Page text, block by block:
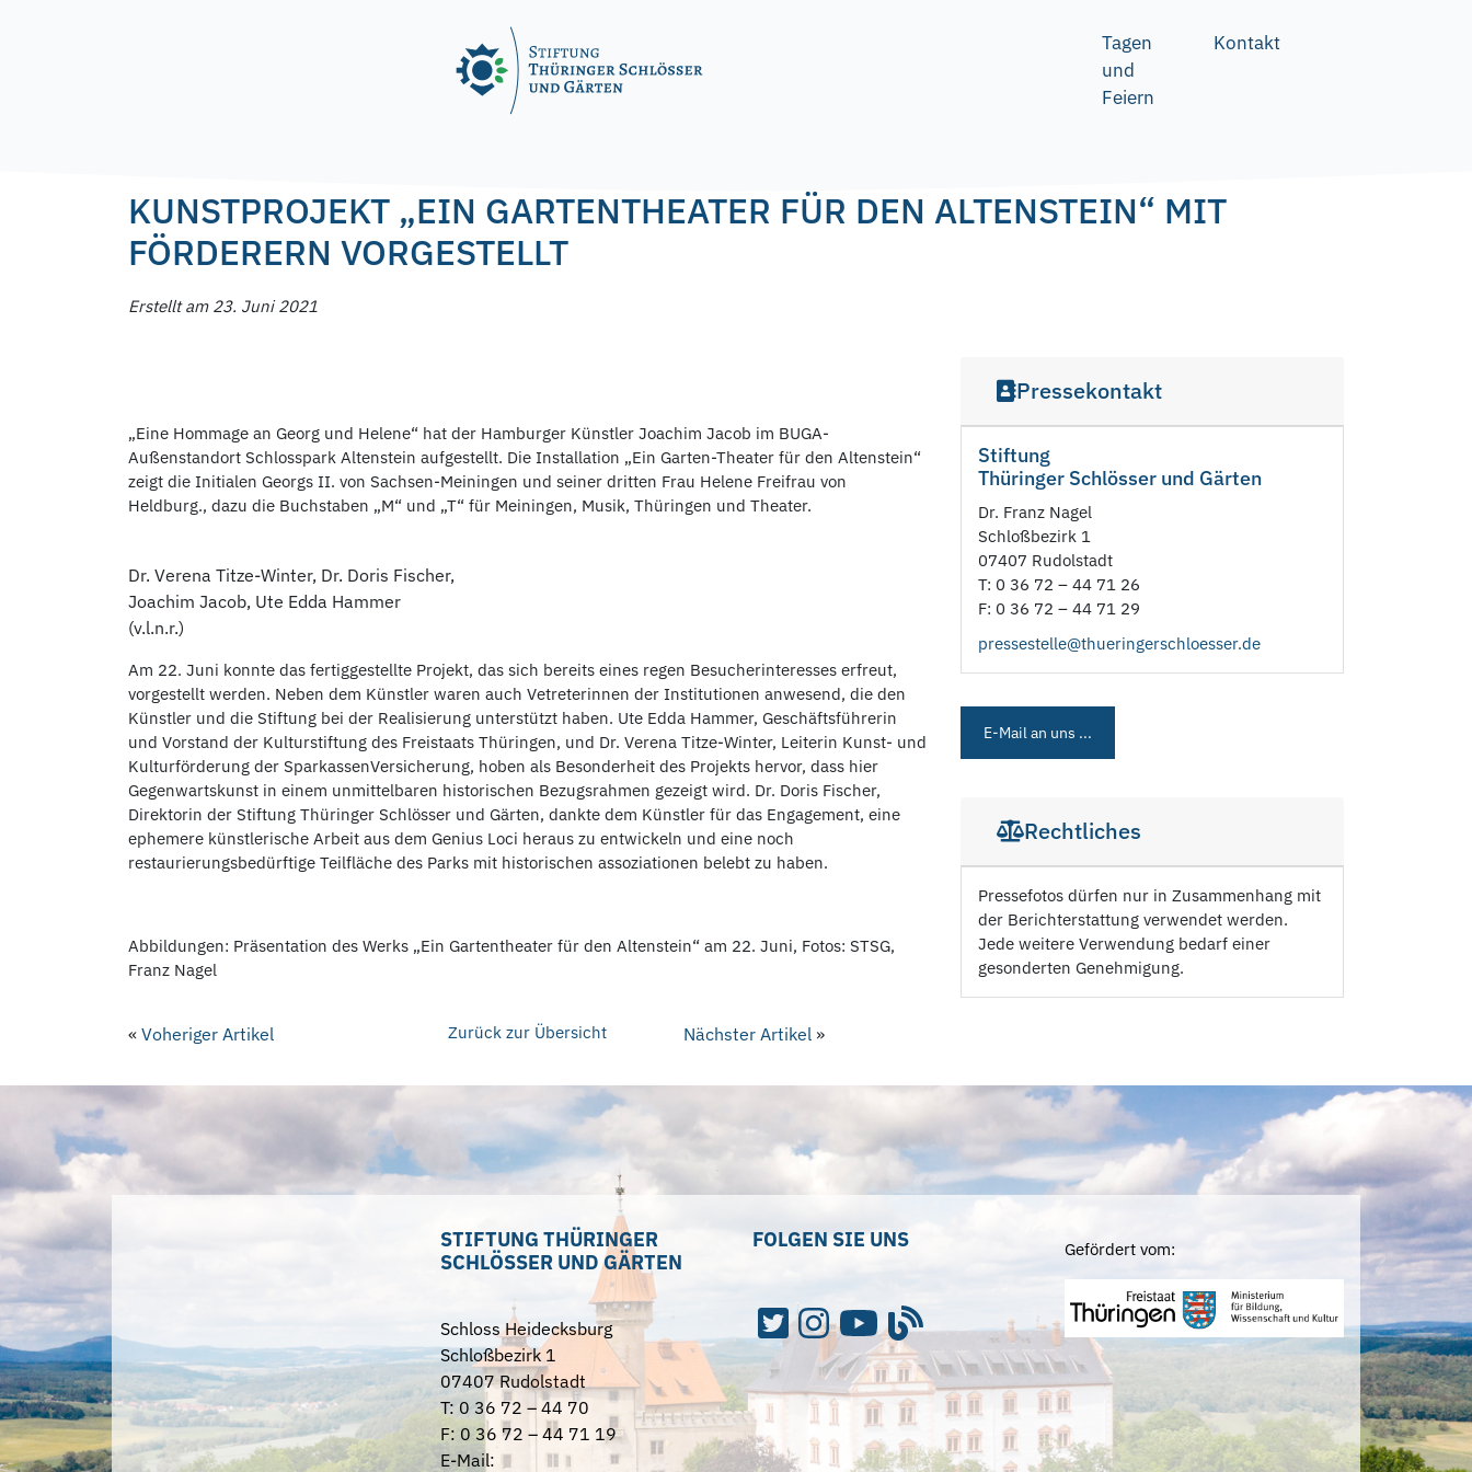
Tagen
und
Feiern
Kontakt
KUNSTPROJEKT „EIN GARTENTHEATER FÜR DEN ALTENSTEIN“ MIT
FÖRDERERN VORGESTELLT
Erstellt am 23. Juni 2021
„Eine Hommage an Georg und Helene“ hat der Hamburger Künstler Joachim Jacob im BUGA-
Außenstandort Schlosspark Altenstein aufgestellt. Die Installation „Ein Garten-Theater für den Altenstein“
zeigt die Initialen Georgs II. von Sachsen-Meiningen und seiner dritten Frau Helene Freifrau von
Heldburg., dazu die Buchstaben „M“ und „T“ für Meiningen, Musik, Thüringen und Theater.
Dr. Verena Titze-Winter, Dr. Doris Fischer,
Joachim Jacob, Ute Edda Hammer
(v.l.n.r.)
Am 22. Juni konnte das fertiggestellte Projekt, das sich bereits eines regen Besucherinteresses erfreut,
vorgestellt werden. Neben dem Künstler waren auch Vetreterinnen der Institutionen anwesend, die den
Künstler und die Stiftung bei der Realisierung unterstützt haben. Ute Edda Hammer, Geschäftsführerin
und Vorstand der Kulturstiftung des Freistaats Thüringen, und Dr. Verena Titze-Winter, Leiterin Kunst- und
Kulturförderung der SparkassenVersicherung, hoben als Besonderheit des Projekts hervor, dass hier
Gegenwartskunst in einem unmittelbaren historischen Bezugsrahmen gezeigt wird. Dr. Doris Fischer,
Direktorin der Stiftung Thüringer Schlösser und Gärten, dankte dem Künstler für das Engagement, eine
ephemere künstlerische Arbeit aus dem Genius Loci heraus zu entwickeln und eine noch
restaurierungsbedürftige Teilfläche des Parks mit historischen assoziationen belebt zu haben.
Abbildungen: Präsentation des Werks „Ein Gartentheater für den Altenstein“ am 22. Juni, Fotos: STSG,
Franz Nagel
« Voheriger Artikel Zurück zur Übersicht Nächster Artikel»
Pressekontakt
Stiftung
Thüringer Schlösser und Gärten
Dr. Franz Nagel
Schloßbezirk 1
07407 Rudolstadt
T: 0 36 72 – 44 71 26
F: 0 36 72 – 44 71 29
pressestelle@thueringerschloesser.de
E-Mail an uns ...
Rechtliches
Pressefotos dürfen nur in Zusammenhang mit
der Berichterstattung verwendet werden.
Jede weitere Verwendung bedarf einer
gesonderten Genehmigung.
STIFTUNG THÜRINGER
SCHLÖSSER UND GÄRTEN
Schloss Heidecksburg
Schloßbezirk 1
07407 Rudolstadt
T: 0 36 72 – 44 70
F: 0 36 72 – 44 71 19
E-Mail:
FOLGEN SIE UNS Gefördert vom: